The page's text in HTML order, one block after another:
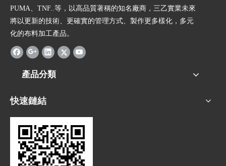
PUMA、TNF..等，以高品質著稱的知名廠商，三乙實業未來
將以更新的技術、更確實的管理方式、製作更多樣化，多元
化的布料加工產品。
產品分類
快速鏈結